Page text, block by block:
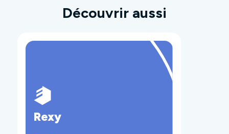
Découvrir aussi
Rexy